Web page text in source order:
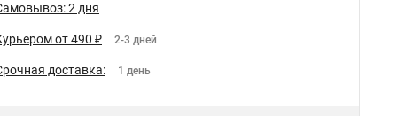
2 дня
от 490 ₽ 2-3 дней
доставка: 1 день